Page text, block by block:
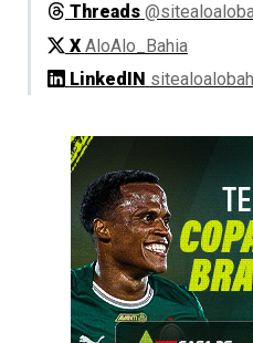
Threads
X AloAlo_Bahia
LinkedIN